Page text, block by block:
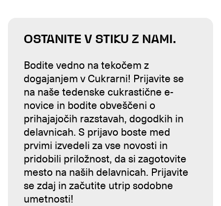
OSTANITE V STIKU Z NAMI.
Bodite vedno na tekočem z
dogajanjem v Cukrarni! Prijavite se
na naše tedenske cukrastične e-
novice in bodite obveščeni o
prihajajočih razstavah, dogodkih in
delavnicah. S prijavo boste med
prvimi izvedeli za vse novosti in
pridobili priložnost, da si zagotovite
mesto na naših delavnicah. Prijavite
se zdaj in začutite utrip sodobne
umetnosti!